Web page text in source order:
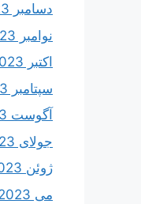
دسامبر 2023
نوامبر 2023
اکتبر 2023
سپتامبر 2023
آگوست 2023
جولای 2023
ژوئن 2023
می 2023